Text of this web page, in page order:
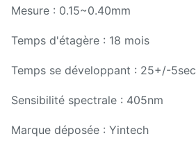
Mesure : 0.15~0.40mm
Temps d'étagère : 18 mois
Temps se développant : 25+/-5sec
Sensibilité spectrale : 405nm
Marque déposée : Yintech